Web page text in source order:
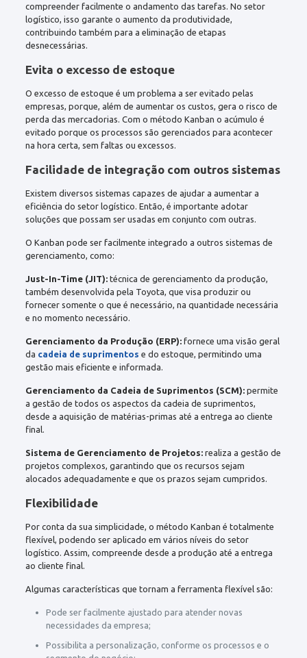
compreender facilmente o andamento das tarefas. No setor
logístico, isso garante o aumento da produtividade,
contribuindo também para a eliminação de etapas
desnecessárias.
Evita o excesso de estoque
O excesso de estoque é um problema a ser evitado pelas
empresas, porque, além de aumentar os custos, gera o risco de
perda das mercadorias. Com o método Kanban o acúmulo é
evitado porque os processos são gerenciados para acontecer
na hora certa, sem faltas ou excessos.
Facilidade de integração com outros sistemas
Existem diversos sistemas capazes de ajudar a aumentar a
eficiência do setor logístico. Então, é importante adotar
soluções que possam ser usadas em conjunto com outras.
O Kanban pode ser facilmente integrado a outros sistemas de
gerenciamento, como:
Just-In-Time (JIT):técnica de gerenciamento da produção,
também desenvolvida pela Toyota, que visa produzir ou
fornecer somente o que é necessário, na quantidade necessária
e no momento necessário.
Gerenciamento da Produção (ERP):fornece uma visão geral
da cadeia de suprimentos e do estoque, permitindo uma
gestão mais eficiente e informada.
Gerenciamento da Cadeia de Suprimentos (SCM):permite
a gestão de todos os aspectos da cadeia de suprimentos,
desde a aquisição de matérias-primas até a entrega ao cliente
final.
Sistema de Gerenciamento de Projetos:realiza a gestão de
projetos complexos, garantindo que os recursos sejam
alocados adequadamente e que os prazos sejam cumpridos.
Flexibilidade
Por conta da sua simplicidade, o método Kanban é totalmente
flexível, podendo ser aplicado em vários níveis do setor
logístico. Assim, compreende desde a produção até a entrega
ao cliente final.
Algumas características que tornam a ferramenta flexível são:
Pode ser facilmente ajustado para atender novas
necessidades da empresa;
Possibilita a personalização, conforme os processos e o